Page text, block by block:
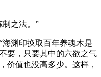
之法。”
渊印换取百年养魂木是
要，只要其中的六欲之气
价值也没高多少。这样，